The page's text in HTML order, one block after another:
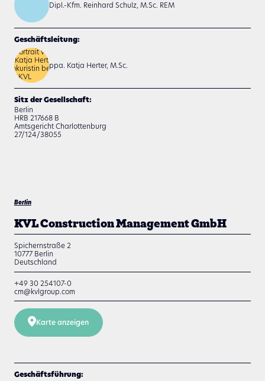
Dipl.-Kfm. Reinhard Schulz, M.Sc. REM
Geschäftsleitung:
ppa. Katja Herter, M.Sc.
Sitz der Gesellschaft:
Berlin
HRB 217668 B
Amtsgericht Charlottenburg
27/124/38055
Berlin
KVL Construction Management GmbH
Spichernstraße 2
10777 Berlin
Deutschland
+49 30 254107-0
cm@kvlgroup.com
Karte anzeigen
Geschäftsführung: